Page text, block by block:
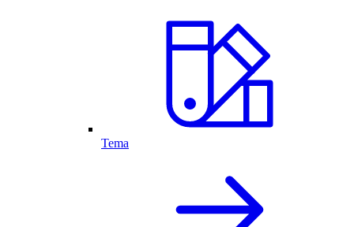
Tema